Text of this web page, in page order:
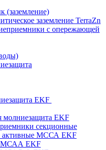
(заземление)
заземление TerraZn
с опережающей
EKF
молниезащита EKF
секционные
активные МССА EKF
EKF